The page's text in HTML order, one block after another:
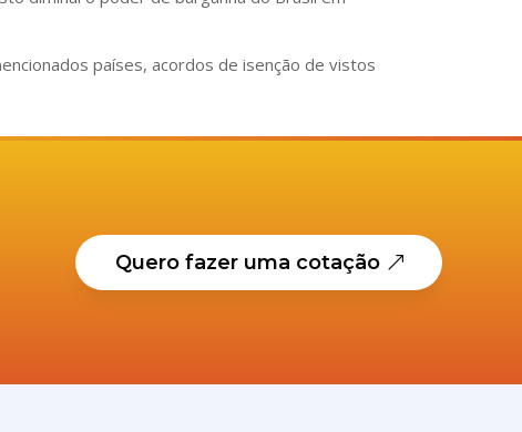
países, acordos de isenção de vistos
Quero fazer uma cotação